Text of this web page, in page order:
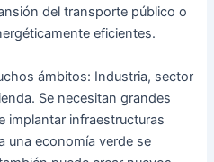
del transporte público o
eficientes.
ámbitos: Industria, sector
Se necesitan grandes
implantar infraestructuras
una economía verde se